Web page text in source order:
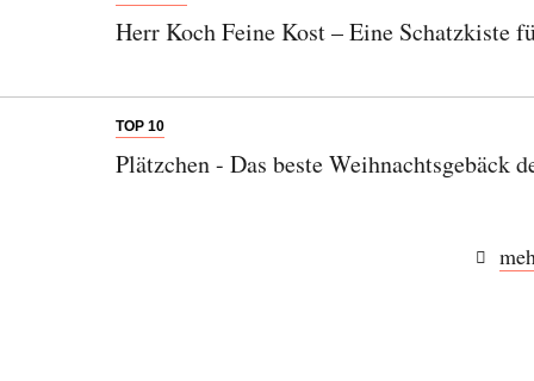
Herr Koch Feine Kost – Eine Schatzkiste
TOP 10
Plätzchen - Das beste Weihnachtsgebäck